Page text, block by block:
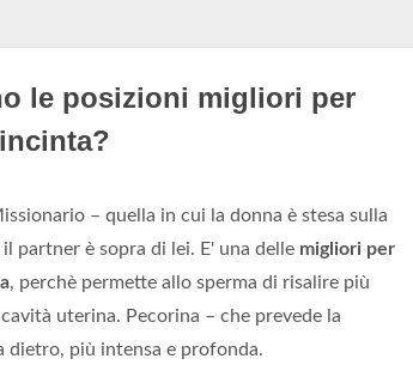
le posizioni migliori per
– quella in cui la donna è stesa sulla
partner è sopra di lei. E' una delle migliori per
, perchè permette allo sperma di risalire più
uterina. Pecorina – che prevede la
dietro, più intensa e profonda.